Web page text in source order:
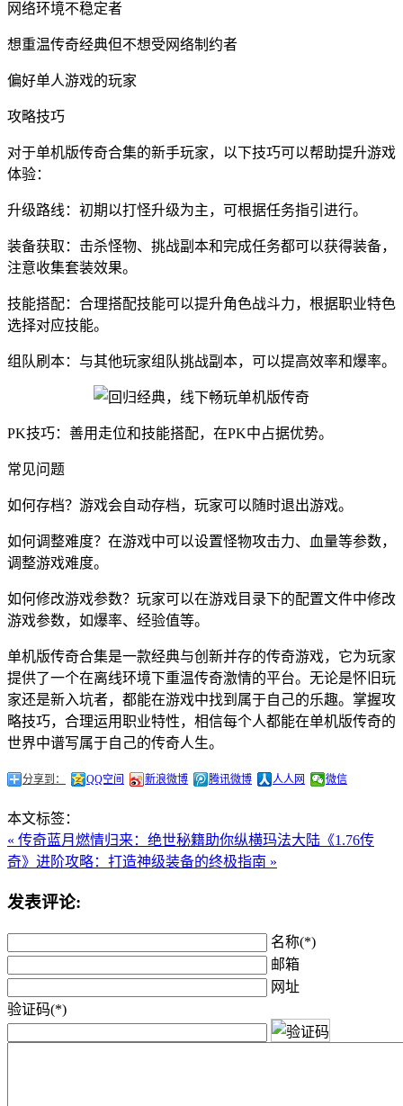
网络环境不稳定者
想重温传奇经典但不想受网络制约者
偏好单人游戏的玩家
攻略技巧
对于单机版传奇合集的新手玩家，以下技巧可以帮助提升游戏
体验：
升级路线：初期以打怪升级为主，可根据任务指引进行。
装备获取：击杀怪物、挑战副本和完成任务都可以获得装备，
注意收集套装效果。
技能搭配：合理搭配技能可以提升角色战斗力，根据职业特色
选择对应技能。
组队刷本：与其他玩家组队挑战副本，可以提高效率和爆率。
PK技巧：善用走位和技能搭配，在PK中占据优势。
常见问题
如何存档？游戏会自动存档，玩家可以随时退出游戏。
如何调整难度？在游戏中可以设置怪物攻击力、血量等参数，
调整游戏难度。
如何修改游戏参数？玩家可以在游戏目录下的配置文件中修改
游戏参数，如爆率、经验值等。
单机版传奇合集是一款经典与创新并存的传奇游戏，它为玩家
提供了一个在离线环境下重温传奇激情的平台。无论是怀旧玩
家还是新入坑者，都能在游戏中找到属于自己的乐趣。掌握攻
略技巧，合理运用职业特性，相信每个人都能在单机版传奇的
世界中谱写属于自己的传奇人生。
分享到： QQ空间 新浪微博 腾讯微博 人人网 微信
本文标签：
« 传奇蓝月燃情归来：绝世秘籍助你纵横玛法大陆 《1.76传
奇》进阶攻略：打造神级装备的终极指南 »
发表评论:
名称(*)
邮箱
网址
验证码(*)